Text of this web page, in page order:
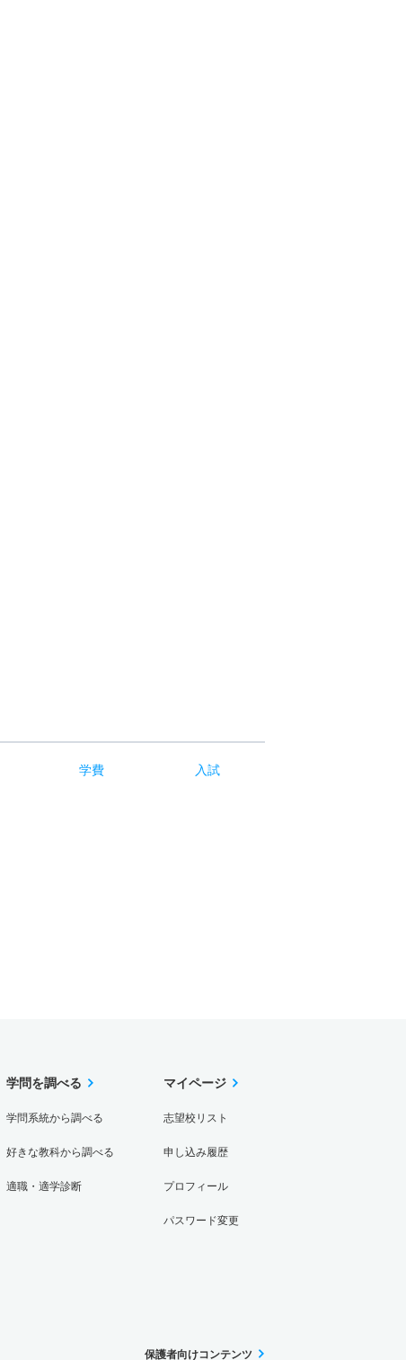
学費 入試
学問を調べる
学問系統から調べる
好きな教科から調べる
適職・適学診断
マイページ
志望校リスト
申し込み履歴
プロフィール
パスワード変更
保護者向けコンテンツ